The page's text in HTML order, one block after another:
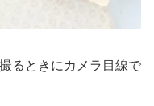
るときにカメラ目線で